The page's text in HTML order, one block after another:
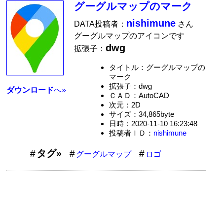
ダウンロードへ»
グーグルマップのマーク
DATA投稿者： nishimune さん
グーグルマップのアイコンです
拡張子：dwg
タイトル：グーグルマップの
マーク
拡張子：dwg
ＣＡＤ：AutoCAD
次元：2D
サイズ：34,865byte
日時：2020-11-10 16:23:48
投稿者ＩＤ： nishimune
タグ» グーグルマップ ロゴ